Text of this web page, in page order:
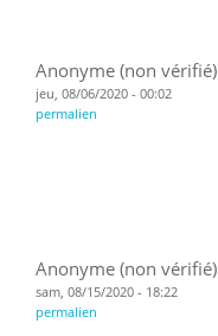
Anonyme (non vérifié)
jeu, 08/06/2020 - 00:02
permalien
Anonyme (non vérifié)
sam, 08/15/2020 - 18:22
permalien